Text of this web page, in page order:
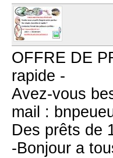
OFFRE DE
rapide -
Avez-vous
mail :
Des prêts de
-Bonjour a